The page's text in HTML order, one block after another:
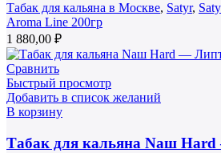
Табак для кальяна в Москве, Satyr,
Aroma Line 200гр
1 880,00 ₽
Сравнить
Быстрый просмотр
Добавить в список желаний
В корзину
Табак для кальяна Nаш